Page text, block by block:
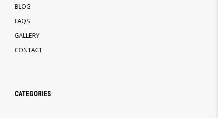
BLOG
FAQS
GALLERY
CONTACT
CATEGORIES